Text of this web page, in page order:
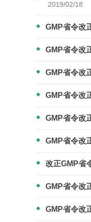
2019/02/18
GMP省令改
GMP省令改
GMP省令改
GMP省令改
GMP省令改
GMP省令改
改正GMP省
GMP省令改
GMP省令改